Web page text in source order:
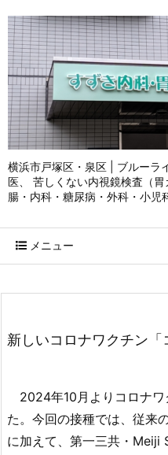
横浜市戸塚区・泉区 | ブルーラ
医、 苦しくない内視鏡検査（
腸・内科・糖尿病・外科・小児
メニュー
新しいコロナワクチン「
2024年10月よりコロナワ
た。今回の接種では、従来
に加えて、第一三共・Meiji